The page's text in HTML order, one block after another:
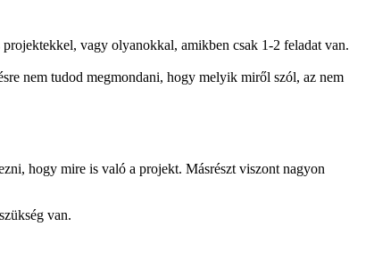
vagy olyanokkal, amikben csak 1-2 feladat van.
nem tudod megmondani, hogy melyik miről szól, az nem
hogy mire is való a projekt. Másrészt viszont nagyon
van.